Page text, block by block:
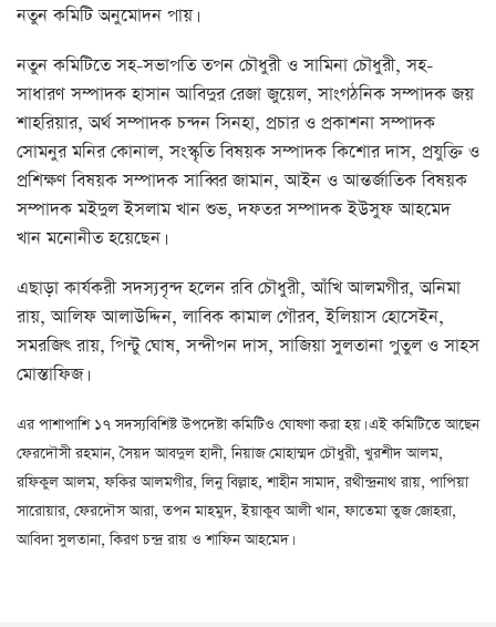
নতুন কমিটি অনুমোদন পায়।
নতুন কমিটিতে সহ-সভাপতি তপন চৌধুরী ও সামিনা চৌধুরী, সহ-
সাধারণ সম্পাদক হাসান আবিদুর রেজা জুয়েল, সাংগঠনিক সম্পাদক জয়
শাহরিয়ার, অর্থ সম্পাদক চন্দন সিনহা, প্রচার ও প্রকাশনা সম্পাদক
সোমনুর মনির কোনাল, সংস্কৃতি বিষয়ক সম্পাদক কিশোর দাস, প্রযুক্তি ও
প্রশিক্ষণ বিষয়ক সম্পাদক সাব্বির জামান, আইন ও আন্তর্জাতিক বিষয়ক
সম্পাদক মইদুল ইসলাম খান শুভ, দফতর সম্পাদক ইউসুফ আহমেদ
খান মনোনীত হয়েছেন।
এছাড়া কার্যকরী সদস্যবৃন্দ হলেন রবি চৌধুরী, আঁখি আলমগীর, অনিমা
রায়, আলিফ আলাউদ্দিন, লাবিক কামাল গৌরব, ইলিয়াস হোসেইন,
সমরজিৎ রায়, পিন্টু ঘোষ, সন্দীপন দাস, সাজিয়া সুলতানা পুতুল ও সাহস
মোস্তাফিজ।
এর পাশাপাশি ১৭ সদস্যবিশিষ্ট উপদেষ্টা কমিটিও ঘোষণা করা হয়। এই কমিটিতে আছেন
ফেরদৌসী রহমান, সৈয়দ আবদুল হাদী, নিয়াজ মোহাম্মদ চৌধুরী, খুরশীদ আলম,
রফিকুল আলম, ফকির আলমগীর, লিনু বিল্লাহ, শাহীন সামাদ, রথীন্দ্রনাথ রায়, পাপিয়া
সারোয়ার, ফেরদৌস আরা, তপন মাহমুদ, ইয়াকুব আলী খান, ফাতেমা তুজ জোহরা,
আবিদা সুলতানা, কিরণ চন্দ্র রায় ও শাফিন আহমেদ।